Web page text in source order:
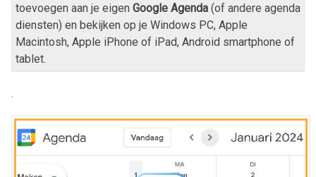
toevoegen aan je eigen Google Agenda (of andere agenda
diensten) en bekijken op je Windows PC, Apple
Macintosh, Apple iPhone of iPad, Android smartphone of
tablet.
.